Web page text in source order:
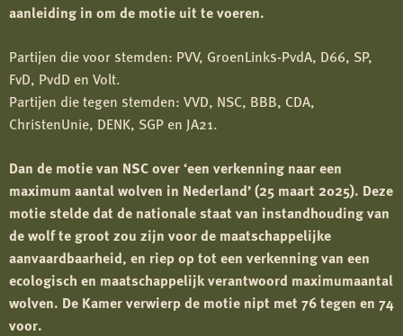
aanleiding in om de motie uit te voeren.
Partijen die voor stemden: PVV, GroenLinks-PvdA, D66, SP,
FvD, PvdD en Volt.
Partijen die tegen stemden: VVD, NSC, BBB, CDA,
ChristenUnie, DENK, SGP en JA21.
Dan de motie van NSC over ‘een verkenning naar een
maximum aantal wolven in Nederland’ (25 maart 2025). Deze
motie stelde dat de nationale staat van instandhouding van
de wolf te groot zou zijn voor de maatschappelijke
aanvaardbaarheid, en riep op tot een verkenning van een
ecologisch en maatschappelijk verantwoord maximumaantal
wolven. De Kamer verwierp de motie nipt met 76 tegen en 74
voor.